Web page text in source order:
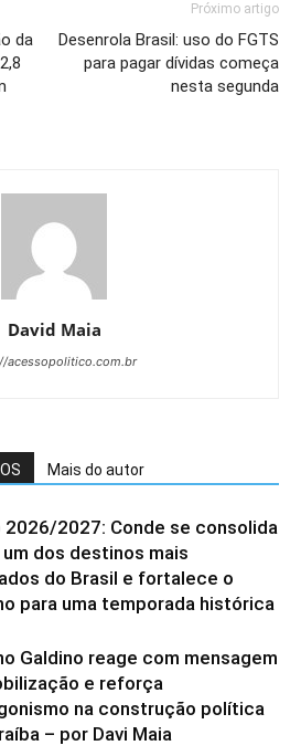
da
Próximo artigo
Desenrola Brasil: uso do FGTS
para pagar dívidas começa
nesta segunda
David Maia
acessopolitico.com.br
Mais do autor
2026/2027: Conde se consolida
dos destinos mais
do Brasil e fortalece o
para uma temporada histórica
Galdino reage com mensagem
e reforça
na construção política
– por Davi Maia